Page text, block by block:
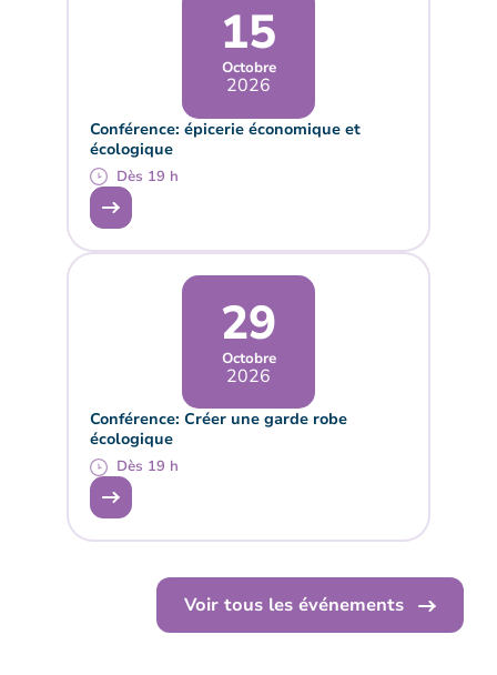
15
Octobre
2026
Conférence: épicerie économique et
écologique
Dès 19 h
29
Octobre
2026
Conférence: Créer une garde robe
écologique
Dès 19 h
Voir tous les événements